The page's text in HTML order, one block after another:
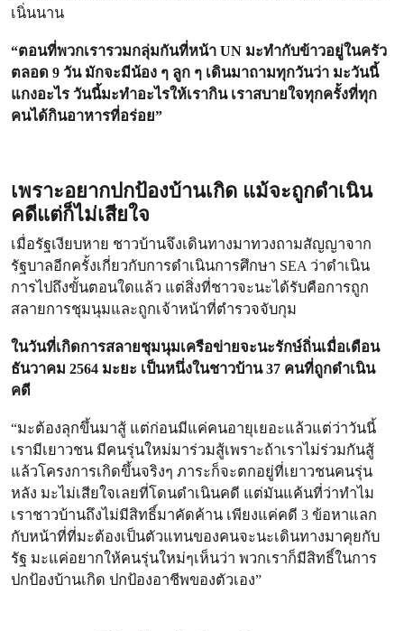
เนิ่นนาน
“ตอนที่พวกเรารวมกลุ่มกันที่หน้า UN มะทำกับข้าวอยู่ในครัว
ตลอด 9 วัน มักจะมีน้อง ๆ ลูก ๆ เดินมาถามทุกวันว่า มะวันนี้
แกงอะไร วันนี้มะทำอะไรให้เรากิน เราสบายใจทุกครั้งที่ทุก
คนได้กินอาหารที่อร่อย”
เพราะอยากปกป้องบ้านเกิด แม้จะถูกดำเนิน
คดีแต่ก็ไม่เสียใจ
เมื่อรัฐเงียบหาย ชาวบ้านจึงเดินทางมาทวงถามสัญญาจาก
รัฐบาลอีกครั้งเกี่ยวกับการดำเนินการศึกษา SEA ว่าดำเนิน
การไปถึงขั้นตอนใดแล้ว แต่สิ่งที่ชาวจะนะได้รับคือการถูก
สลายการชุมนุมและถูกเจ้าหน้าที่ตำรวจจับกุม
ในวันที่เกิดการสลายชุมนุมเครือข่ายจะนะรักษ์ถิ่นเมื่อเดือน
ธันวาคม 2564 มะยะ เป็นหนึ่งในชาวบ้าน 37 คนที่ถูกดำเนิน
คดี
“มะต้องลุกขึ้นมาสู้ แต่ก่อนมีแค่คนอายุเยอะแล้วแต่ว่าวันนี้
เรามีเยาวชน มีคนรุ่นใหม่มาร่วมสู้เพราะถ้าเราไม่ร่วมกันสู้
แล้วโครงการเกิดขึ้นจริงๆ ภาระก็จะตกอยู่ที่เยาวชนคนรุ่น
หลัง มะไม่เสียใจเลยที่โดนดำเนินคดี แต่มันแค้นที่ว่าทำไม
เราชาวบ้านถึงไม่มีสิทธิ์มาคัดค้าน เพียงแค่คดี 3 ข้อหาแลก
กับหน้าที่ที่มะต้องเป็นตัวแทนของคนจะนะเดินทางมาคุยกับ
รัฐ มะแค่อยากให้คนรุ่นใหม่ๆเห็นว่า พวกเราก็มีสิทธิ์ในการ
ปกป้องบ้านเกิด ปกป้องอาชีพของตัวเอง”